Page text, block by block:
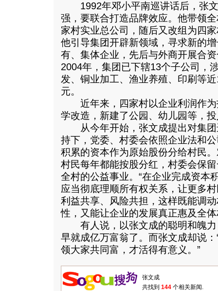
1992年邓小平南巡讲话后，张文
强，要联合打造品牌效应。他带领
家村实业总公司，随后又改组为四
他引导集团开辟新领域，寻求新的
有、集体企业，先后与外商开展合
2004年，集团已下辖13个子公司，
发、铜业加工、渔业养殖、印刷等
元。
近年来，四家村以企业利润作为
学改造，新建了公园、幼儿园等，
从今年开始，张文成提出对集团
持下，党委、村委会依照企业法和
积累的资本作为原始股份分给村民
村民每年都能按股分红，村委会保
全村的公益事业。“在企业完成资本
应当彻底理顺所有权关系，让更多
利益共享、风险共担，这样既能调
性，又能让企业的发展真正惠及全
有人说，以张文成的聪明和魄力
早就成亿万富翁了。而张文成却说
领大家共同富，才活得有意义。”
共找到 144 个相关新闻.